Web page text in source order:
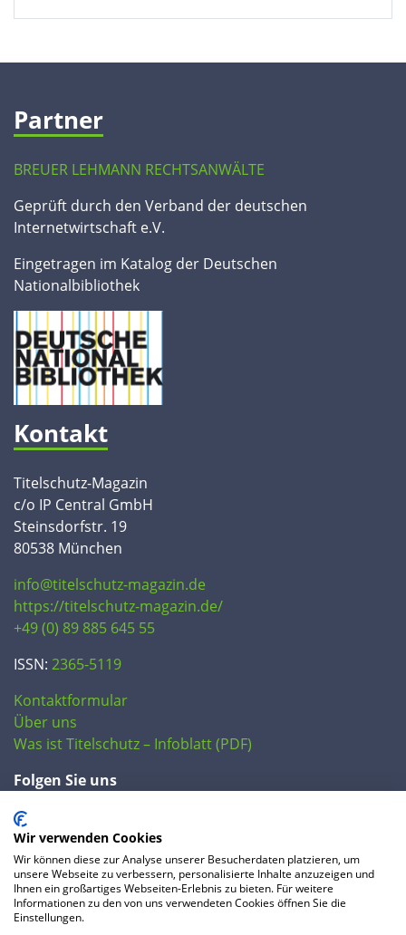
Partner
BREUER LEHMANN RECHTSANWÄLTE
Geprüft durch den Verband der deutschen
Internetwirtschaft e.V.
Eingetragen im Katalog der Deutschen
Nationalbibliothek
Kontakt
Titelschutz-Magazin
c/o IP Central GmbH
Steinsdorfstr. 19
80538 München
info@titelschutz-magazin.de
https://titelschutz-magazin.de/
+49 (0) 89 885 645 55
ISSN: 2365-5119
Kontaktformular
Über uns
Was ist Titelschutz – Infoblatt (PDF)
Folgen Sie uns
Wir verwenden Cookies
Wir können diese zur Analyse unserer Besucherdaten platzieren, um
unsere Webseite zu verbessern, personalisierte Inhalte anzuzeigen und
Ihnen ein großartiges Webseiten-Erlebnis zu bieten. Für weitere
Informationen zu den von uns verwendeten Cookies öffnen Sie die
Einstellungen.